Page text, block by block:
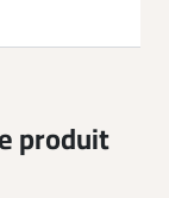
produit